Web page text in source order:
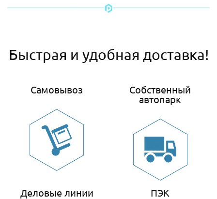
Быстрая и удобная доставка!
Самовывоз
Собственный
автопарк
Деловые линии ПЭК